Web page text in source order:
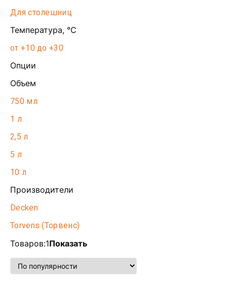
Для столешниц
Температура, °С
от +10 до +30
Опции
Объем
750 мл
1 л
2,5 л
5 л
10 л
Производители
Decken
Torvens (Торвенс)
Товаров:1Показать